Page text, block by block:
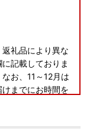
礼品により異な
記載しておりま
お、11～12月は
までにお時間を
在期間等がござ